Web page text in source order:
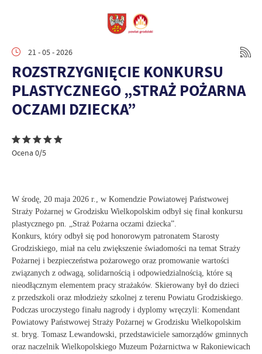
21 - 05 - 2026
ROZSTRZYGNIĘCIE KONKURSU
PLASTYCZNEGO „STRAŻ POŻARNA
OCZAMI DZIECKA”
Ocena 0/5
W środę, 20 maja 2026 r., w Komendzie Powiatowej Państwowej
Straży Pożarnej w Grodzisku Wielkopolskim odbył się finał konkursu
plastycznego pn. „Straż Pożarna oczami dziecka”.
Konkurs, który odbył się pod honorowym patronatem Starosty
Grodziskiego, miał na celu zwiększenie świadomości na temat Straży
Pożarnej i bezpieczeństwa pożarowego oraz promowanie wartości
związanych z odwagą, solidarnością i odpowiedzialnością, które są
nieodłącznym elementem pracy strażaków. Skierowany był do dzieci
z przedszkoli oraz młodzieży szkolnej z terenu Powiatu Grodziskiego.
Podczas uroczystego finału nagrody i dyplomy wręczyli: Komendant
Powiatowy Państwowej Straży Pożarnej w Grodzisku Wielkopolskim
st. bryg. Tomasz Lewandowski, przedstawiciele samorządów gminnych
oraz naczelnik Wielkopolskiego Muzeum Pożarnictwa w Rakoniewicach